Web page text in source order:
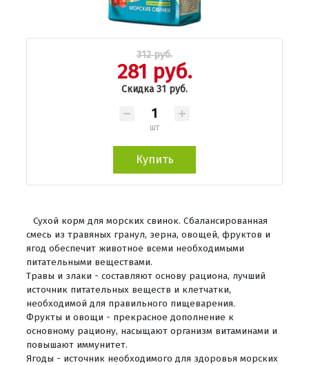
312 руб.
281 руб.
Скидка 31 руб.
шт
Купить
Сухой корм для морских свинок. Сбалансированная
смесь из травяных гранул, зерна, овощей, фруктов и
ягод обеспечит животное всеми необходимыми
питательными веществами.
Травы и злаки - составляют основу рациона, лучший
источник питательных веществ и клетчатки,
необходимой для правильного пищеварения.
Фрукты и овощи - прекрасное дополнение к
основному рациону, насыщают организм витаминами и
повышают иммунитет.
Ягоды - источник необходимого для здоровья морских